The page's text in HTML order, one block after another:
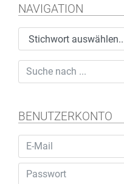
NAVIGATION
BENUTZERKONTO